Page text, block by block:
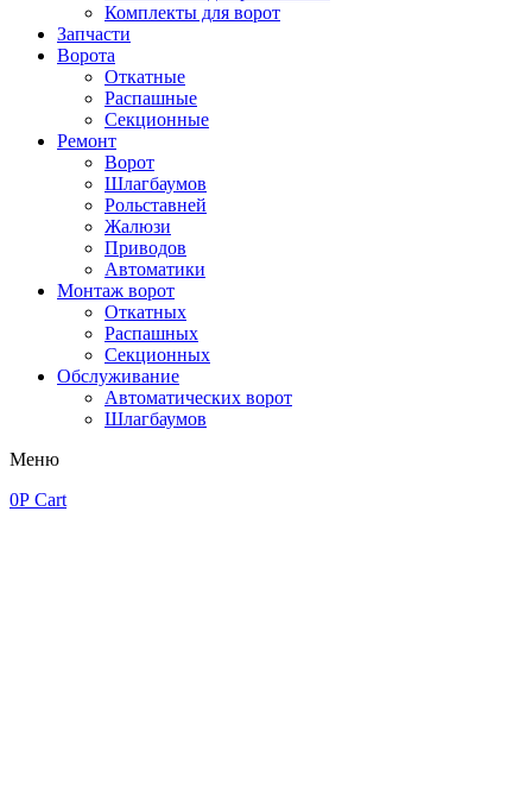
Комплекты для ворот
Запчасти
Ворота
Откатные
Распашные
Секционные
Ремонт
Ворот
Шлагбаумов
Рольставней
Жалюзи
Приводов
Автоматики
Монтаж ворот
Откатных
Распашных
Секционных
Обслуживание
Автоматических ворот
Шлагбаумов
Меню
0Р Cart